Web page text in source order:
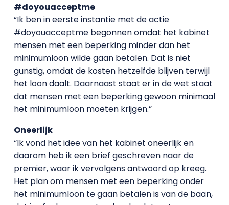
#doyouacceptme
“Ik ben in eerste instantie met de actie
#doyouacceptme begonnen omdat het kabinet
mensen met een beperking minder dan het
minimumloon wilde gaan betalen. Dat is niet
gunstig, omdat de kosten hetzelfde blijven terwijl
het loon daalt. Daarnaast staat er in de wet staat
dat mensen met een beperking gewoon minimaal
het minimumloon moeten krijgen.”
Oneerlijk
“Ik vond het idee van het kabinet oneerlijk en
daarom heb ik een brief geschreven naar de
premier, waar ik vervolgens antwoord op kreeg.
Het plan om mensen met een beperking onder
het minimumloon te gaan betalen is van de baan,